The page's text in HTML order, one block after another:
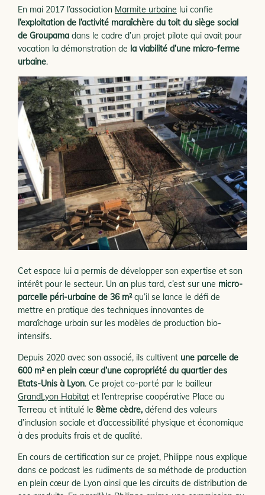
En mai 2017 l’association Marmite urbaine lui confie
l’exploitation de l’activité maraîchère du toit du siège social
de Groupama dans le cadre d’un projet pilote qui avait pour
vocation la démonstration de la viabilité d’une micro-ferme
urbaine.
Cet espace lui a permis de développer son expertise et son
intérêt pour le secteur. Un an plus tard, c’est sur une micro-
parcelle péri-urbaine de 36 m²qu’il se lance le défi de
mettre en pratique des techniques innovantes de
maraîchage urbain sur les modèles de production bio-
intensifs.
Depuis 2020 avec son associé, ils cultivent une parcelle de
600 m² en plein cœur d’une copropriété du quartier des
Etats-Unis à Lyon. Ce projet co-porté par le bailleur
GrandLyon Habitat et l’entreprise coopérative Place au
Terreau et intitulé le 8ème cèdre, défend des valeurs
d’inclusion sociale et d’accessibilité physique et économique
à des produits frais et de qualité.
En cours de certification sur ce projet, Philippe nous explique
dans ce podcast les rudiments de sa méthode de production
en plein cœur de Lyon ainsi que les circuits de distribution de